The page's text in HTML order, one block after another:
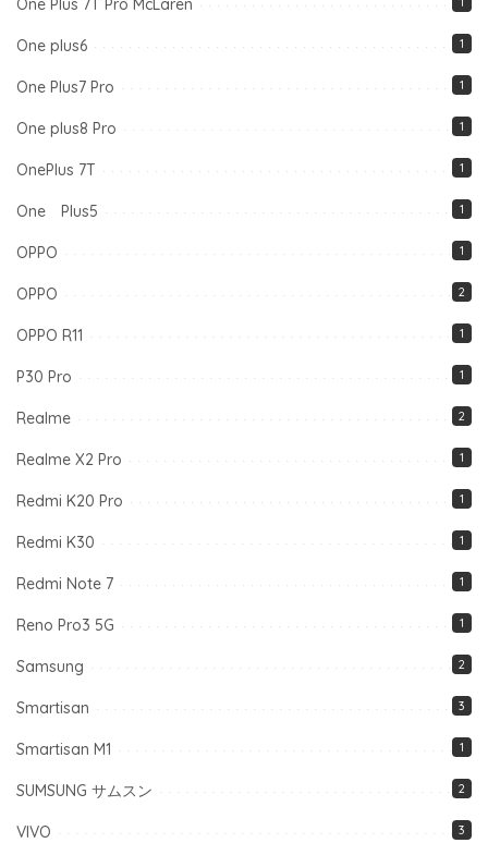
One Plus 7T Pro McLaren
One plus6 1
One Plus7 Pro 1
One plus8 Pro 1
OnePlus 7T 1
One Plus5 1
OPPO 1
OPPO 2
OPPO R11 1
P30 Pro 1
Realme 2
Realme X2 Pro 1
Redmi K20 Pro 1
Redmi K30 1
Redmi Note 7 1
Reno Pro3 5G 1
Samsung 2
Smartisan 3
Smartisan M1 1
SUMSUNG サムスン 2
VIVO 3